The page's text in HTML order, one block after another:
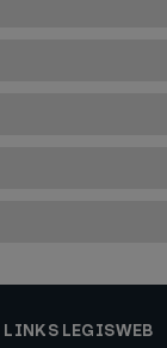
LINKS LEGISWEB